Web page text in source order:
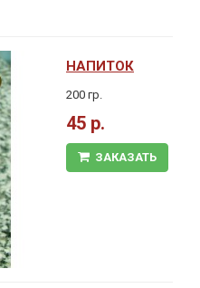
НАПИТОК
200 гр.
45 р.
ЗАКАЗАТЬ